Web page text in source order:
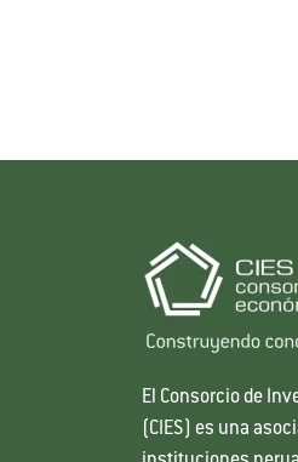
El Consorcio de
(CIES) es una